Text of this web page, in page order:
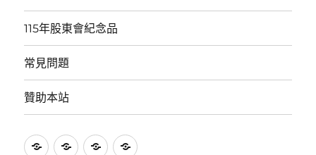
115年股東會紀念品
常見問題
贊助本站
115 115 常 贊